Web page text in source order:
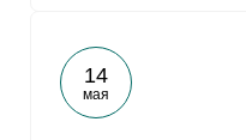
14
мая